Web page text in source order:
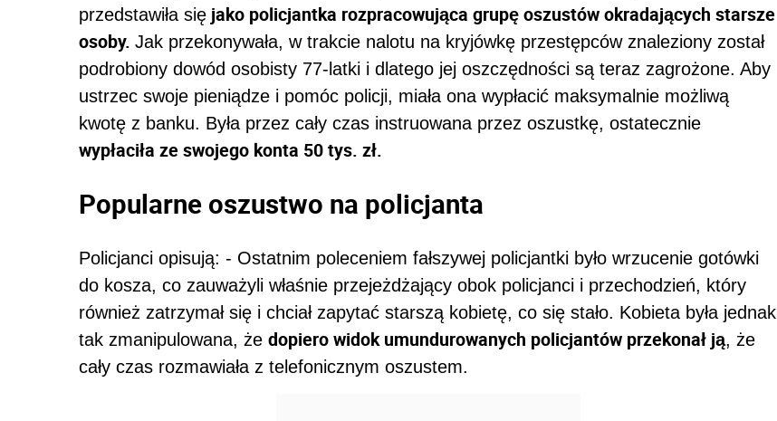
przedstawiła się jako policjantka rozpracowująca grupę oszustów okradających starsze
osoby. Jak przekonywała, w trakcie nalotu na kryjówkę przestępców znaleziony został
podrobiony dowód osobisty 77-latki i dlatego jej oszczędności są teraz zagrożone. Aby
ustrzec swoje pieniądze i pomóc policji, miała ona wypłacić maksymalnie możliwą
kwotę z banku. Była przez cały czas instruowana przez oszustkę, ostatecznie
wypłaciła ze swojego konta 50 tys. zł.
Popularne oszustwo na policjanta
Policjanci opisują: - Ostatnim poleceniem fałszywej policjantki było wrzucenie gotówki
do kosza, co zauważyli właśnie przejeżdżający obok policjanci i przechodzień, który
również zatrzymał się i chciał zapytać starszą kobietę, co się stało. Kobieta była jednak
tak zmanipulowana, że dopiero widok umundurowanych policjantów przekonał ją, że
cały czas rozmawiała z telefonicznym oszustem.